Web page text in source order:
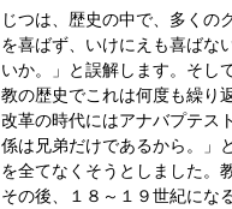
じつは、歴史の中で、多くの
を喜ばず、いけにえも喜ばな
いか。」と誤解します。そし
教の歴史でこれは何度も繰り
改革の時代にはアナバプテス
係は兄弟だけであるから。」
を全てなくそうとしました。
その後、１８～１９世紀にな